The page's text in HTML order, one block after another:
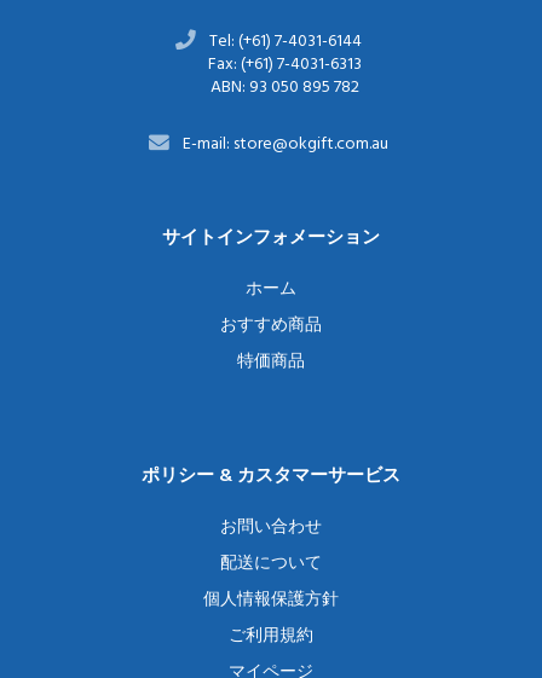
Tel: (+61) 7-4031-6144
Fax: (+61) 7-4031-6313
ABN: 93 050 895 782
E-mail: store@okgift.com.au
サイトインフォメーション
ホーム
おすすめ商品
特価商品
ポリシー & カスタマーサービス
お問い合わせ
配送について
個人情報保護方針
ご利用規約